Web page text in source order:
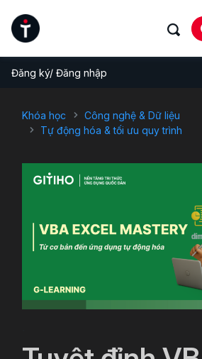
Đăng ký/ Đăng nhập
Khóa học
Công nghệ & Dữ liệu
Tự động hóa & tối ưu quy trình